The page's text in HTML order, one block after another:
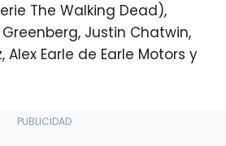
The Walking Dead),
Justin Chatwin,
Alex Earle de Earle Motors y